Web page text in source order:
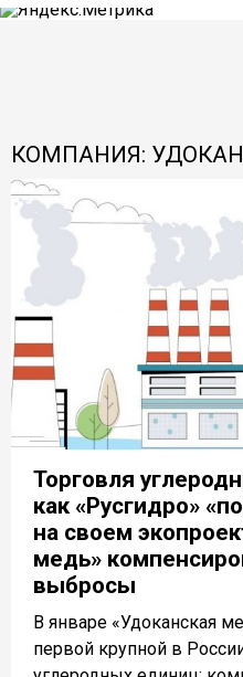
КОМПАНИЯ:
Торговля
как «Русгидро»
на своем
медь»
выбросы
В январе «Удоканская
первой крупной в